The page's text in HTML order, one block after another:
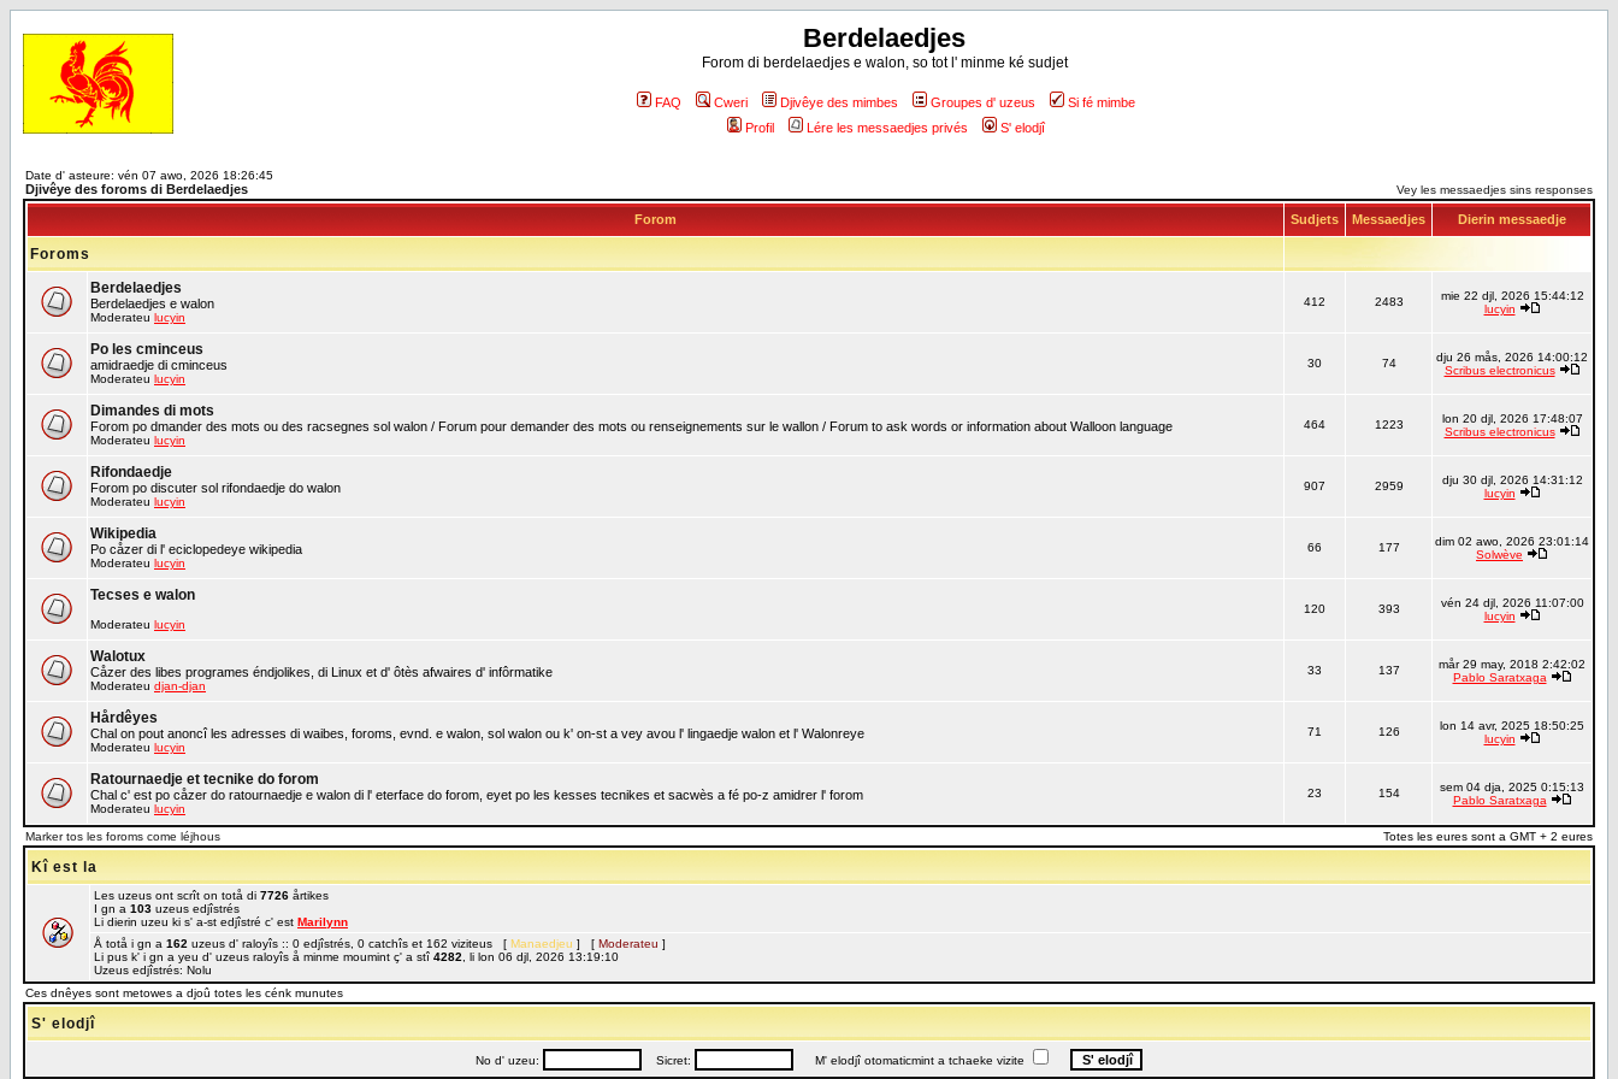
Berdelaedjes
Forom di berdelaedjes e walon, so tot l' minme ké sudjet
FAQ Cweri Djivêye des mimbes Groupes d' uzeus
Si fé mimbe
Profil
Lére les messaedjes privés S' elodjî
Date d' asteure: vén 07 awo, 2026 18:26:45
Djivêye des foroms di Berdelaedjes Vey les messaedjes sins responses
Forom Sudjets Messaedjes Dierin messaedje
Foroms
Berdelaedjes
Berdelaedjes e walon
Moderateu lucyin
412 2483
mie 22 djl, 2026 15:44:12
lucyin
Po les cminceus
amidraedje di cminceus
Moderateu lucyin
30 74
dju 26 mås, 2026 14:00:12
Scribus electronicus
Dimandes di mots
Forom po dmander des mots ou des racsegnes sol walon / Forum pour demander des mots ou renseignements sur le wallon / Forum to ask words or information about Walloon language
Moderateu lucyin
464 1223
lon 20 djl, 2026 17:48:07
Scribus electronicus
Rifondaedje
Forom po discuter sol rifondaedje do walon
Moderateu lucyin
907 2959
dju 30 djl, 2026 14:31:12
lucyin
Wikipedia
Po cåzer di l' eciclopedeye wikipedia
Moderateu lucyin
66 177
dim 02 awo, 2026 23:01:14
Solwève
Tecses e walon
Moderateu lucyin
120 393
vén 24 djl, 2026 11:07:00
lucyin
Walotux
Cåzer des libes programes éndjolikes, di Linux et d' ôtès afwaires d' infôrmatike
Moderateu djan-djan
33 137
mår 29 may, 2018 2:42:02
Pablo Saratxaga
Hårdêyes
Chal on pout anoncî les adresses di waibes, foroms, evnd. e walon, sol walon ou k' on-st a vey avou l' lingaedje walon et l' Walonreye
Moderateu lucyin
71 126
lon 14 avr, 2025 18:50:25
lucyin
Ratournaedje et tecnike do forom
Chal c' est po cåzer do ratournaedje e walon di l' eterface do forom, eyet po les kesses tecnikes et sacwès a fé po-z amidrer l' forom
Moderateu lucyin
23 154
sem 04 dja, 2025 0:15:13
Pablo Saratxaga
Marker tos les foroms come léjhous Totes les eures sont a GMT + 2 eures
Kî est la
Les uzeus ont scrît on totå di 7726 årtikes
I gn a 103 uzeus edjîstrés
Li dierin uzeu ki s' a-st edjîstré c' est Marilynn
Å totå i gn a 162 uzeus d' raloyîs :: 0 edjîstrés, 0 catchîs et 162 viziteus [ Manaedjeu ] [ Moderateu ]
Li pus k' i gn a yeu d' uzeus raloyîs å minme moumint ç' a stî 4282 , li lon 06 djl, 2026 13:19:10
Uzeus edjîstrés: Nolu
Ces dnêyes sont metowes a djoû totes les cénk munutes
S' elodjî
No d' uzeu: Sicret: M' elodjî otomaticmint a tchaeke vizite